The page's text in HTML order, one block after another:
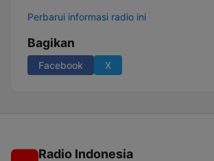
Perbarui informasi radio ini
Bagikan
Facebook X
Radio Indonesia